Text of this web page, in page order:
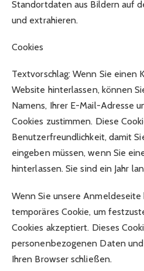
Standortdaten aus Bildern auf
und extrahieren.
Cookies
Textvorschlag: Wenn Sie einen
Website hinterlassen, können
Namens, Ihrer E-Mail-Adresse
Cookies zustimmen. Diese
Benutzerfreundlichkeit, damit
eingeben müssen, wenn Sie
hinterlassen. Sie sind ein Jahr
Wenn Sie unsere
temporäres Cookie, um
Cookies akzeptiert. Dieses
personenbezogenen Daten
Ihren Browser schließen.